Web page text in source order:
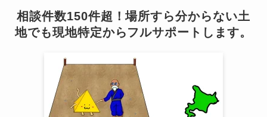
相談件数150件超！場所すら分からない土
地でも現地特定からフルサポートします。